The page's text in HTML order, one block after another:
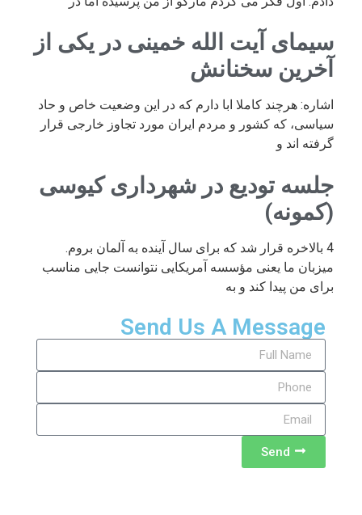
سیمای آیت الله خمینی در یکی از
آخرین سخنانش
اشاره: هرچند کاملا ابا دارم که در این وضعیت خاص و حاد
سیاسی، که کشور و مردم ایران مورد تجاوز خارجی قرار
گرفته اند و
جلسه تودیع در شهرداری کیوسی
(کمونه)
4 بالاخره قرار شد که برای سال آینده به آلمان بروم.
میزبان ما یعنی مؤسسه آمریکایی نتوانست جایی مناسب
برای من پیدا کند و به
Send Us A Message
Send